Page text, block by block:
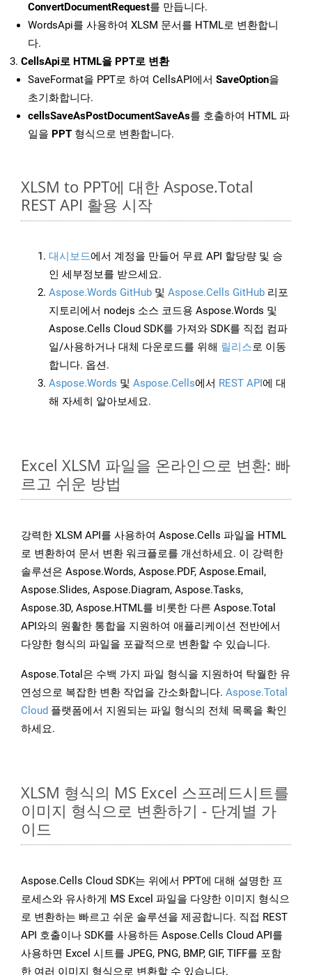
ConvertDocumentRequest를 만듭니다.
WordsApi를 사용하여 XLSM 문서를 HTML로 변환합니
다.
CellsApi로 HTML을 PPT로 변환
SaveFormat을 PPT로 하여 CellsAPI에서 SaveOption을
초기화합니다.
cellsSaveAsPostDocumentSaveAs를 호출하여 HTML 파
일을 PPT 형식으로 변환합니다.
XLSM to PPT에 대한 Aspose.Total
REST API 활용 시작
대시보드에서 계정을 만들어 무료 API 할당량 및 승
인 세부정보를 받으세요.
Aspose.Words GitHub 및 Aspose.Cells GitHub 리포
지토리에서 nodejs 소스 코드용 Aspose.Words 및
Aspose.Cells Cloud SDK를 가져와 SDK를 직접 컴파
일/사용하거나 대체 다운로드를 위해 릴리스로 이동
합니다. 옵션.
Aspose.Words 및 Aspose.Cells에서 REST API에 대
해 자세히 알아보세요.
Excel XLSM 파일을 온라인으로 변환: 빠
르고 쉬운 방법
강력한 XLSM API를 사용하여 Aspose.Cells 파일을 HTML
로 변환하여 문서 변환 워크플로를 개선하세요. 이 강력한
솔루션은 Aspose.Words, Aspose.PDF, Aspose.Email,
Aspose.Slides, Aspose.Diagram, Aspose.Tasks,
Aspose.3D, Aspose.HTML를 비롯한 다른 Aspose.Total
API와의 원활한 통합을 지원하여 애플리케이션 전반에서
다양한 형식의 파일을 포괄적으로 변환할 수 있습니다.
Aspose.Total은 수백 가지 파일 형식을 지원하여 탁월한 유
연성으로 복잡한 변환 작업을 간소화합니다. Aspose.Total
Cloud 플랫폼에서 지원되는 파일 형식의 전체 목록을 확인
하세요.
XLSM 형식의 MS Excel 스프레드시트를
이미지 형식으로 변환하기 - 단계별 가
이드
Aspose.Cells Cloud SDK는 위에서 PPT에 대해 설명한 프
로세스와 유사하게 MS Excel 파일을 다양한 이미지 형식으
로 변환하는 빠르고 쉬운 솔루션을 제공합니다. 직접 REST
API 호출이나 SDK를 사용하든 Aspose.Cells Cloud API를
사용하면 Excel 시트를 JPEG, PNG, BMP, GIF, TIFF를 포함
한 여러 이미지 형식으로 변환할 수 있습니다.